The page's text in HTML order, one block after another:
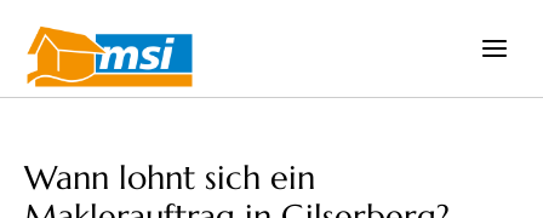
Inhalt
springen
Wann lohnt sich ein